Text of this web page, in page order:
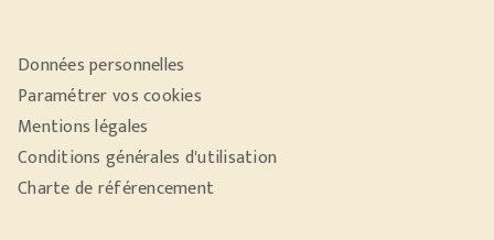
Données personnelles
Paramétrer vos cookies
Mentions légales
Conditions générales d'utilisation
Charte de référencement